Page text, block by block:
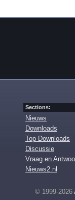
Sections:
Nieuws
Downloads
Top Downloads
Discussie
Vraag en
Nieuws2.nl
© 1999-2026